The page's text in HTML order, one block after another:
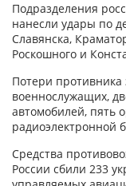
Подразделения
нанесли удары по
Славянска,
Роскошного и
Потери противника
военнослужащих,
автомобилей, пять
радиоэлектронной
Средства
России сбили 233